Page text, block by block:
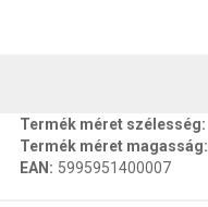
Termék méret szélesség:
Termék méret magasság:
EAN : 5995951400007